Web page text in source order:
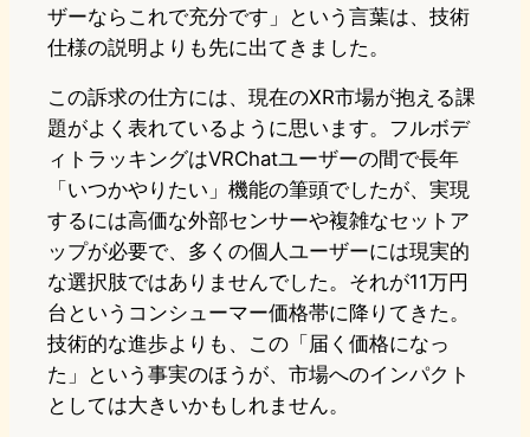
ザーならこれで充分です」という言葉は、技術
仕様の説明よりも先に出てきました。
この訴求の仕方には、現在のXR市場が抱える課
題がよく表れているように思います。フルボデ
ィトラッキングはVRChatユーザーの間で長年
「いつかやりたい」機能の筆頭でしたが、実現
するには高価な外部センサーや複雑なセットア
ップが必要で、多くの個人ユーザーには現実的
な選択肢ではありませんでした。それが11万円
台というコンシューマー価格帯に降りてきた。
技術的な進歩よりも、この「届く価格になっ
た」という事実のほうが、市場へのインパクト
としては大きいかもしれません。